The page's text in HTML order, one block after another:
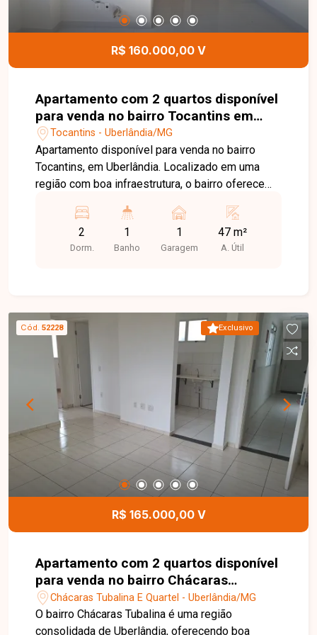
canalizado já está incluso no valor do
condomínio, enquanto a água possui medição
individual, garantindo maior controle dos custos.
Entre em contato e agende sua visita para
compra.
R$ 160.000,00 V
Apartamento com 2 quartos disponível
para venda no bairro Tocantins em
Uberlândia-MG
Tocantins - Uberlândia/MG
Apartamento disponível para venda no bairro
Tocantins, em Uberlândia. Localizado em uma
região com boa infraestrutura, o bairro oferece
e demais facilidades para o dia a dia.
Apartamento com aproximadamente 47 m²,
composto por sala, 02 quartos, banheiro social,
condomínio conta com portaria, serviço de
limpeza e salão de festas, proporcionando mais
segurança e comodidade aos moradores. Uma
excelente oportunidade para morar ou investir em
Uberlândia. Entre em contato e agende sua visita
para conhecer este imóvel.
2
Dorm.
1
Banho
1
Garagem
47 m²
A. Útil
Exclusivo
Cód. 52228
R$ 165.000,00 V
Apartamento com 2 quartos disponível
para venda no bairro Chácaras
Tubalina em Uberlândia-MG
Chácaras Tubalina E Quartel - Uberlândia/MG
O bairro Chácaras Tubalina é uma região
consolidada de Uberlândia, oferecendo boa